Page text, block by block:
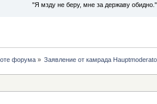
"Я мзду не беру, мне за державу
форума » Заявление от камрада